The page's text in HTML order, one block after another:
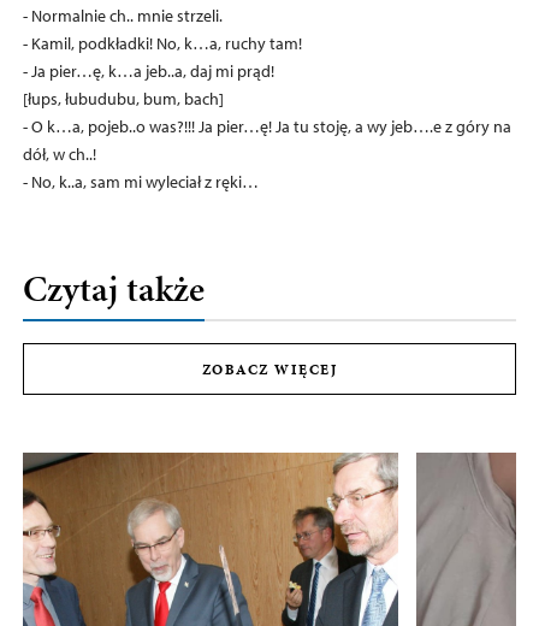
- Normalnie ch.. mnie strzeli.
- Kamil, podkładki! No, k…a, ruchy tam!
- Ja pier…ę, k…a jeb..a, daj mi prąd!
[łups, łubudubu, bum, bach]
- O k…a, pojeb..o was?!!! Ja pier…ę! Ja tu stoję, a wy jeb….e z góry na
dół, w ch..!
- No, k..a, sam mi wyleciał z ręki…
Czytaj także
ZOBACZ WIĘCEJ